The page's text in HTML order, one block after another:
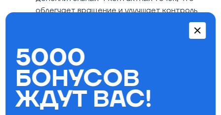
облегчает вращение и улучшает контроль
спуски по любому рельефу, а также удивит
невероятной маневренностью
5000
БОНУСОВ
ЖДУТ ВАС!